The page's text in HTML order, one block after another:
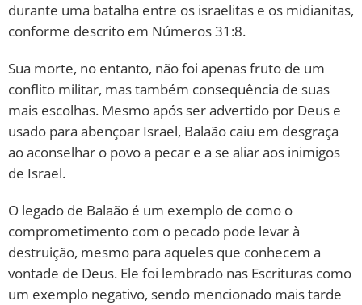
durante uma batalha entre os israelitas e os midianitas,
conforme descrito em Números 31:8.
Sua morte, no entanto, não foi apenas fruto de um
conflito militar, mas também consequência de suas
mais escolhas. Mesmo após ser advertido por Deus e
usado para abençoar Israel, Balaão caiu em desgraça
ao aconselhar o povo a pecar e a se aliar aos inimigos
de Israel.
O legado de Balaão é um exemplo de como o
comprometimento com o pecado pode levar à
destruição, mesmo para aqueles que conhecem a
vontade de Deus. Ele foi lembrado nas Escrituras como
um exemplo negativo, sendo mencionado mais tarde